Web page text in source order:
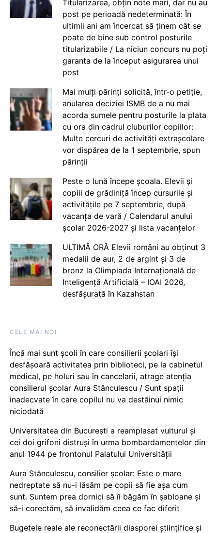
Titularizarea, obțin note mari, dar nu au
post pe perioadă nedeterminată: În
ultimii ani am încercat să ținem cât se
poate de bine sub control posturile
titularizabile / La niciun concurs nu poți
garanta de la început asigurarea unui
post
Mai mulți părinți solicită, într-o petiție,
anularea deciziei ISMB de a nu mai
acorda sumele pentru posturile la plata
cu ora din cadrul cluburilor copiilor:
Multe cercuri de activități extrașcolare
vor dispărea de la 1 septembrie, spun
părinții
Peste o lună începe școala. Elevii și
copiii de grădiniță încep cursurile și
activitățile pe 7 septembrie, după
vacanța de vară / Calendarul anului
școlar 2026-2027 și lista vacanțelor
ULTIMĂ ORĂ Elevii români au obținut 3
medalii de aur, 2 de argint și 3 de
bronz la Olimpiada Internațională de
Inteligență Artificială – IOAI 2026,
desfășurată în Kazahstan
CELE MAI NOI
Încă mai sunt școli în care consilierii școlari își
desfășoară activitatea prin biblioteci, pe la cabinetul
medical, pe holuri sau în cancelarii, atrage atenția
consilierul școlar Aura Stănculescu / Sunt spații
inadecvate în care copilul nu va destăinui nimic
niciodată
Universitatea din București a reamplasat vulturul și
cei doi grifoni distruși în urma bombardamentelor din
anul 1944 pe frontonul Palatului Universității
Aura Stănculescu, consilier școlar: Este o mare
nedreptate să nu-i lăsăm pe copii să fie așa cum
sunt. Suntem prea dornici să îi băgăm în șabloane și
să-i corectăm, să invalidăm ceea ce fac diferit
Bugetele reale ale reconectării diasporei științifice și